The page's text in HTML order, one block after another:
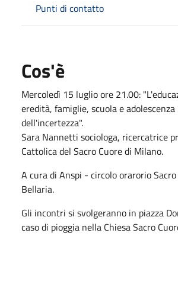
Punti di contatto
Cos'è
Mercoledì 15 luglio ore 21.00:
eredità, famiglie, scuola e
dell'incertezza".
Sara Nannetti sociologa, ricercatrice
Cattolica del Sacro Cuore di Milano.
A cura di Anspi - circolo orarorio
Bellaria.
Gli incontri si svolgeranno in piazza
caso di pioggia nella Chiesa Sacro